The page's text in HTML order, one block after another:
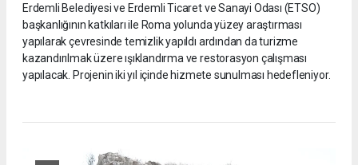
Erdemli Belediyesi ve Erdemli Ticaret ve Sanayi Odası (ETSO)
başkanlığının katkıları ile Roma yolunda yüzey araştırması
yapılarak çevresinde temizlik yapıldı ardından da turizme
kazandırılmak üzere ışıklandırma ve restorasyon çalışması
yapılacak. Projenin iki yıl içinde hizmete sunulması hedefleniyor.